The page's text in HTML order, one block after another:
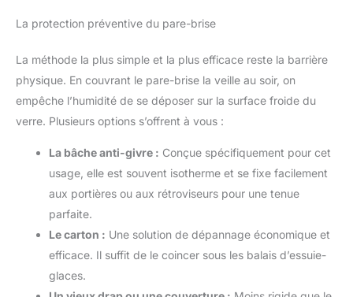
La protection préventive du pare-brise
La méthode la plus simple et la plus efficace reste la barrière
physique. En couvrant le pare-brise la veille au soir, on
empêche l’humidité de se déposer sur la surface froide du
verre. Plusieurs options s’offrent à vous :
La bâche anti-givre : Conçue spécifiquement pour cet
usage, elle est souvent isotherme et se fixe facilement
aux portières ou aux rétroviseurs pour une tenue
parfaite.
Le carton : Une solution de dépannage économique et
efficace. Il suffit de le coincer sous les balais d’essuie-
glaces.